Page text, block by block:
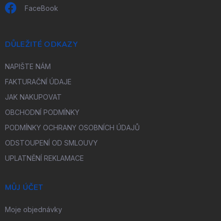
FaceBook
DŮLEŽITÉ ODKAZY
NAPIŠTE NÁM
FAKTURAČNÍ ÚDAJE
JAK NAKUPOVAT
OBCHODNÍ PODMÍNKY
PODMÍNKY OCHRANY OSOBNÍCH ÚDAJŮ
ODSTOUPENÍ OD SMLOUVY
UPLATNĚNÍ REKLAMACE
MŮJ ÚČET
Moje objednávky